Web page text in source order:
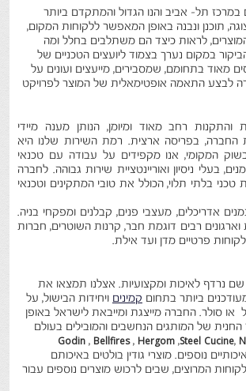
תל- אביב והנו הגדול והמתקדם ביותר
תוכנן ונבנה באופן המאפשר ללקוחות המקום,
לראות כיצד הם משתלבים בחלל ומה
במקום נערך בצמוד ליועצים הטכניים של
מאוד בתחומם, שמסבירים, מייעצים ועונים על
לבצע התאמה אופטימאלית של המוצר לפרויקט
רחב מאוד ומיומן, הנותן מענה מיידי
החברה, בפריסה ארצית. רמת השירות שלנו היא
המקומי, אנו מקפידים על עבודה עם טכנאי
בעלי ניסיון ואוריינטציית שירות גבוהה. לחברה
טכני בלתי תלוי, הכולל את טובי המתקינים וטכנאי
אדריכלים, מעצבי פנים, קבלנים ומפקחי בניה.
וארגונים רבים דוגמת חבר, קרנות השוטרים, חברות
לקוחות פרטיים מדן ועד אילת.
נרדף לאיכות ומקצועיות. אצלנו תמצאו את
ביותר בתחום קמינים ויחידות הבישול, על
או סולר. החברה מייצגת ומייבאת לישראל באופן
של המותגים הנחשבים והמובילים בעולם
Godin , Bellfires, Hergom ,Steel Cucine,
נוספים. מוצרי גודין בולטים באיכותם
המרוצים, שבים לרכוש מוצרים נוספים עבור